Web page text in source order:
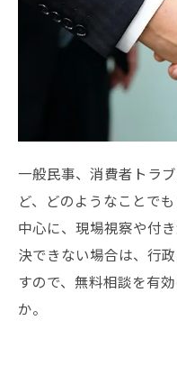
一般民事、消費者トラ
ど、どのようなことで
中心に、現場視察や付
決できない場合は、行
すので、無料相談を有
か。